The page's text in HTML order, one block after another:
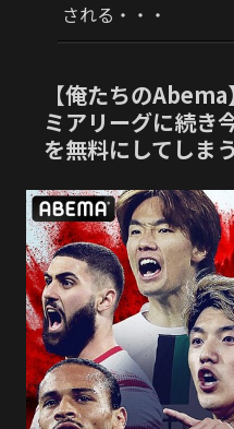
される・・・
【俺たちの
ミアリーグに続き
を無料にしてしまう